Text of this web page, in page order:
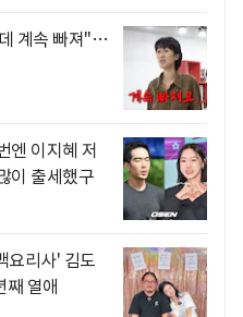
계속 빠져"…
엔 이지혜 저
이 출세했구
요리사' 김도
째 열애